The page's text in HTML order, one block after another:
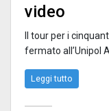
video
Il tour per i
fermato all’Unipol
Leggi tutto